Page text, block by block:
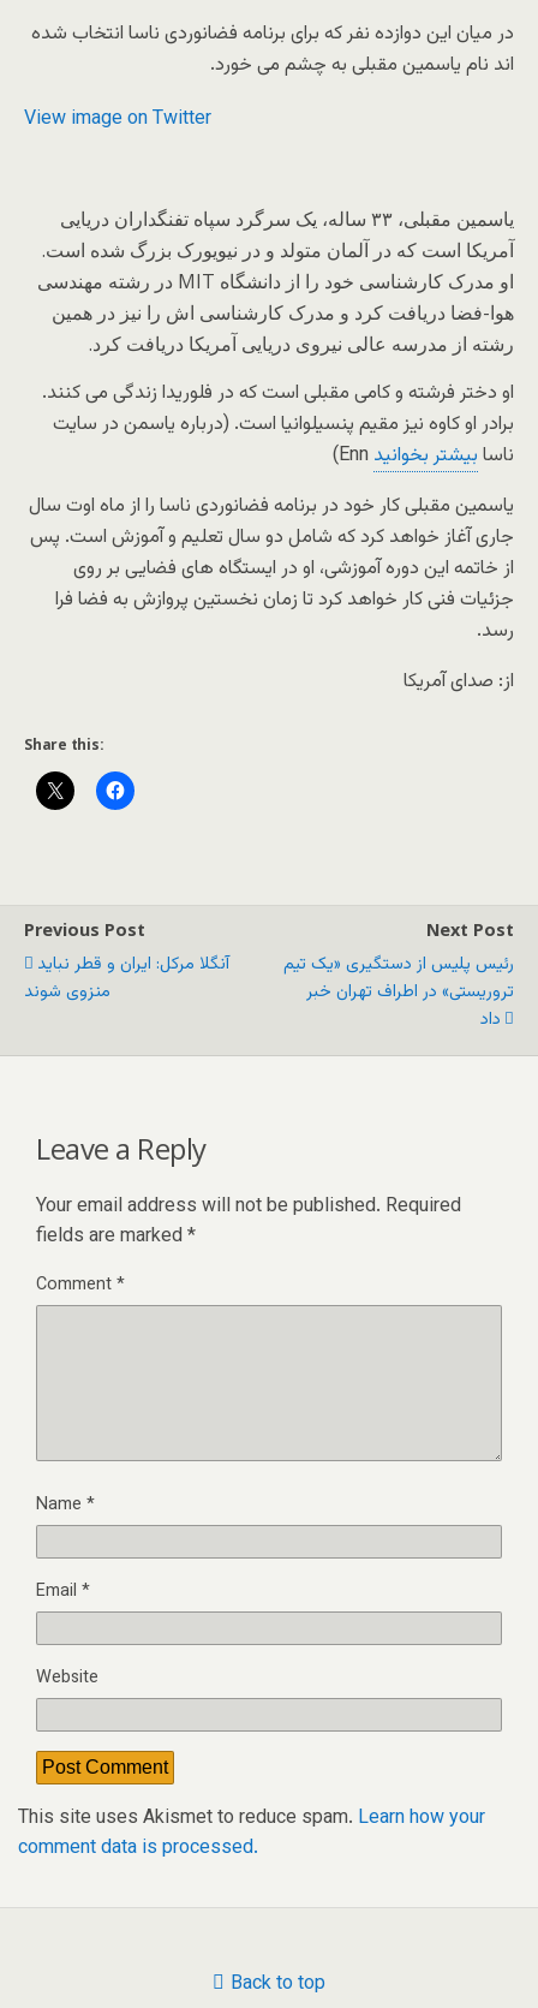
در میان این دوازده نفر که برای برنامه فضانوردی ناسا انتخاب شده
اند نام یاسمین مقبلی به چشم می خورد.
View image on Twitter
یاسمین مقبلی، ۳۳ ساله، یک سرگرد سپاه تفنگداران دریایی
آمریکا است که در آلمان متولد و در نیویورک بزرگ شده است.
او مدرک کارشناسی خود را از دانشگاه MIT در رشته مهندسی
هوا-فضا دریافت کرد و مدرک کارشناسی اش را نیز در همین
رشته از مدرسه عالی نیروی دریایی آمریکا دریافت کرد.
او دختر فرشته و کامی مقبلی است که در فلوریدا زندگی می کنند.
برادر او کاوه نیز مقیم پنسیلوانیا است. (درباره یاسمن در سایت
ناسا بیشتر بخوانید
یاسمین مقبلی کار خود در برنامه فضانوردی ناسا را از ماه اوت سال
جاری آغاز خواهد کرد که شامل دو سال تعلیم و آموزش است. پس
از خاتمه این دوره آموزشی، او در ایستگاه های فضایی بر روی
جزئیات فنی کار خواهد کرد تا زمان نخستین پروازش به فضا فرا
رسد.
از: صدای آمریکا
Share this:
Previous Post
آنگلا مرکل: ایران و قطر نباید
منزوی شوند
Next Post
رئیس پلیس از دستگیری «یک تیم
تروریستی» در اطراف تهران خبر
داد
Leave a Reply
Your email address will not be published. Required
fields are marked *
Comment*
Name *
Email *
Website
This site uses Akismet to reduce spam. Learn how your
comment data is processed.
Back to top